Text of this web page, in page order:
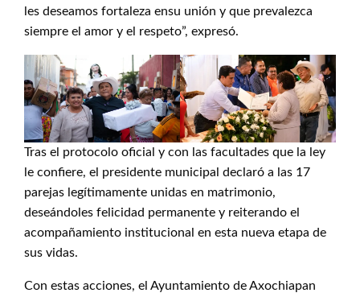
les deseamos fortaleza ensu unión y que prevalezca
siempre el amor y el respeto”, expresó.
Tras el protocolo oficial y con las facultades que la ley
le confiere, el presidente municipal declaró a las 17
parejas legítimamente unidas en matrimonio,
deseándoles felicidad permanente y reiterando el
acompañamiento institucional en esta nueva etapa de
sus vidas.
Con estas acciones, el Ayuntamiento de Axochiapan